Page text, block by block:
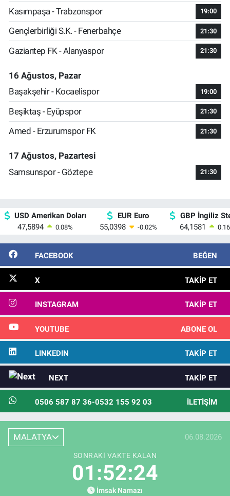
Kasımpaşa - Trabzonspor 19:00
Gençlerbirliği S.K. - Fenerbahçe 21:30
Gaziantep FK - Alanyaspor 21:30
16 Ağustos, Pazar
Başakşehir - Kocaelispor
19:00
Beşiktaş - Eyüpspor 21:30
Amed - Erzurumspor FK 21:30
17 Ağustos, Pazartesi
Samsunspor - Göztepe
21:30
USD Amerikan Doları
47,5894
0.08%
EUR Euro
55,0398
-0.02%
GBP İngiliz
64,1581
0.16
FACEBOOK BEĞEN
X TAKIP ET
INSTAGRAM TAKIP ET
YOUTUBE ABONE OL
LINKEDIN TAKIP ET
NEXT TAKIP ET
0506 587 87 36-0532 155 92 03 İLETIŞIM
MALATYA 06.08.2026
SONRAKI VAKTE KALAN
01:52:23
İmsak Namazı